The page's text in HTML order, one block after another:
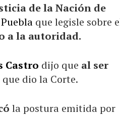
de la Nación de
que legisle sobre
a la autoridad.
Castro dijo que al ser
dio la Corte.
la postura emitida por